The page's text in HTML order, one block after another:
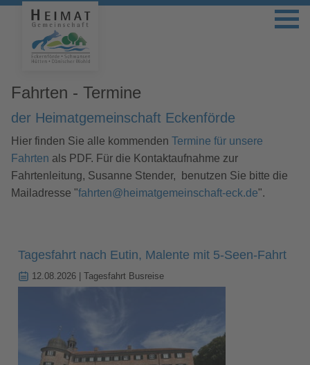
Fahrten - Termine
der Heimatgemeinschaft Eckenförde
Hier finden Sie alle kommenden Termine für unsere
Fahrten als PDF. Für die Kontaktaufnahme zur
Fahrtenleitung, Susanne Stender, benutzen Sie bitte die
Mailadresse "fahrten@heimatgemeinschaft-eck.de".
Tagesfahrt nach Eutin, Malente mit 5-Seen-Fahrt
12.08.2026 | Tagesfahrt Busreise